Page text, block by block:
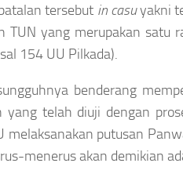
tersebut in casuyakni
yang merupakan satu
154 UU Pilkada).
benderang
telah diuji dengan
putusan
menerus akan demikian